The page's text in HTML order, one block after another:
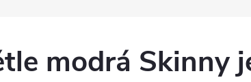
modrá Skinny